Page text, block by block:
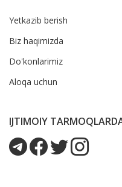
Yetkazib berish
Biz haqimizda
Do'konlarimiz
Aloqa uchun
IJTIMOIY